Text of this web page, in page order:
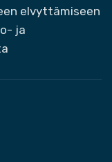
elvyttämiseen
ja